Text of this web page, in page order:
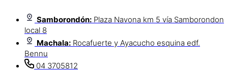
Samborondón: Plaza Navona km 5 vía Samborondon
local 8
Machala: Rocafuerte y Ayacucho esquina edf.
Bennu
04 3705812